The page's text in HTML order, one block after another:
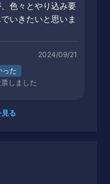
色々とやり込み要
いきたいと思いま
2024/09/21
った
しました
る